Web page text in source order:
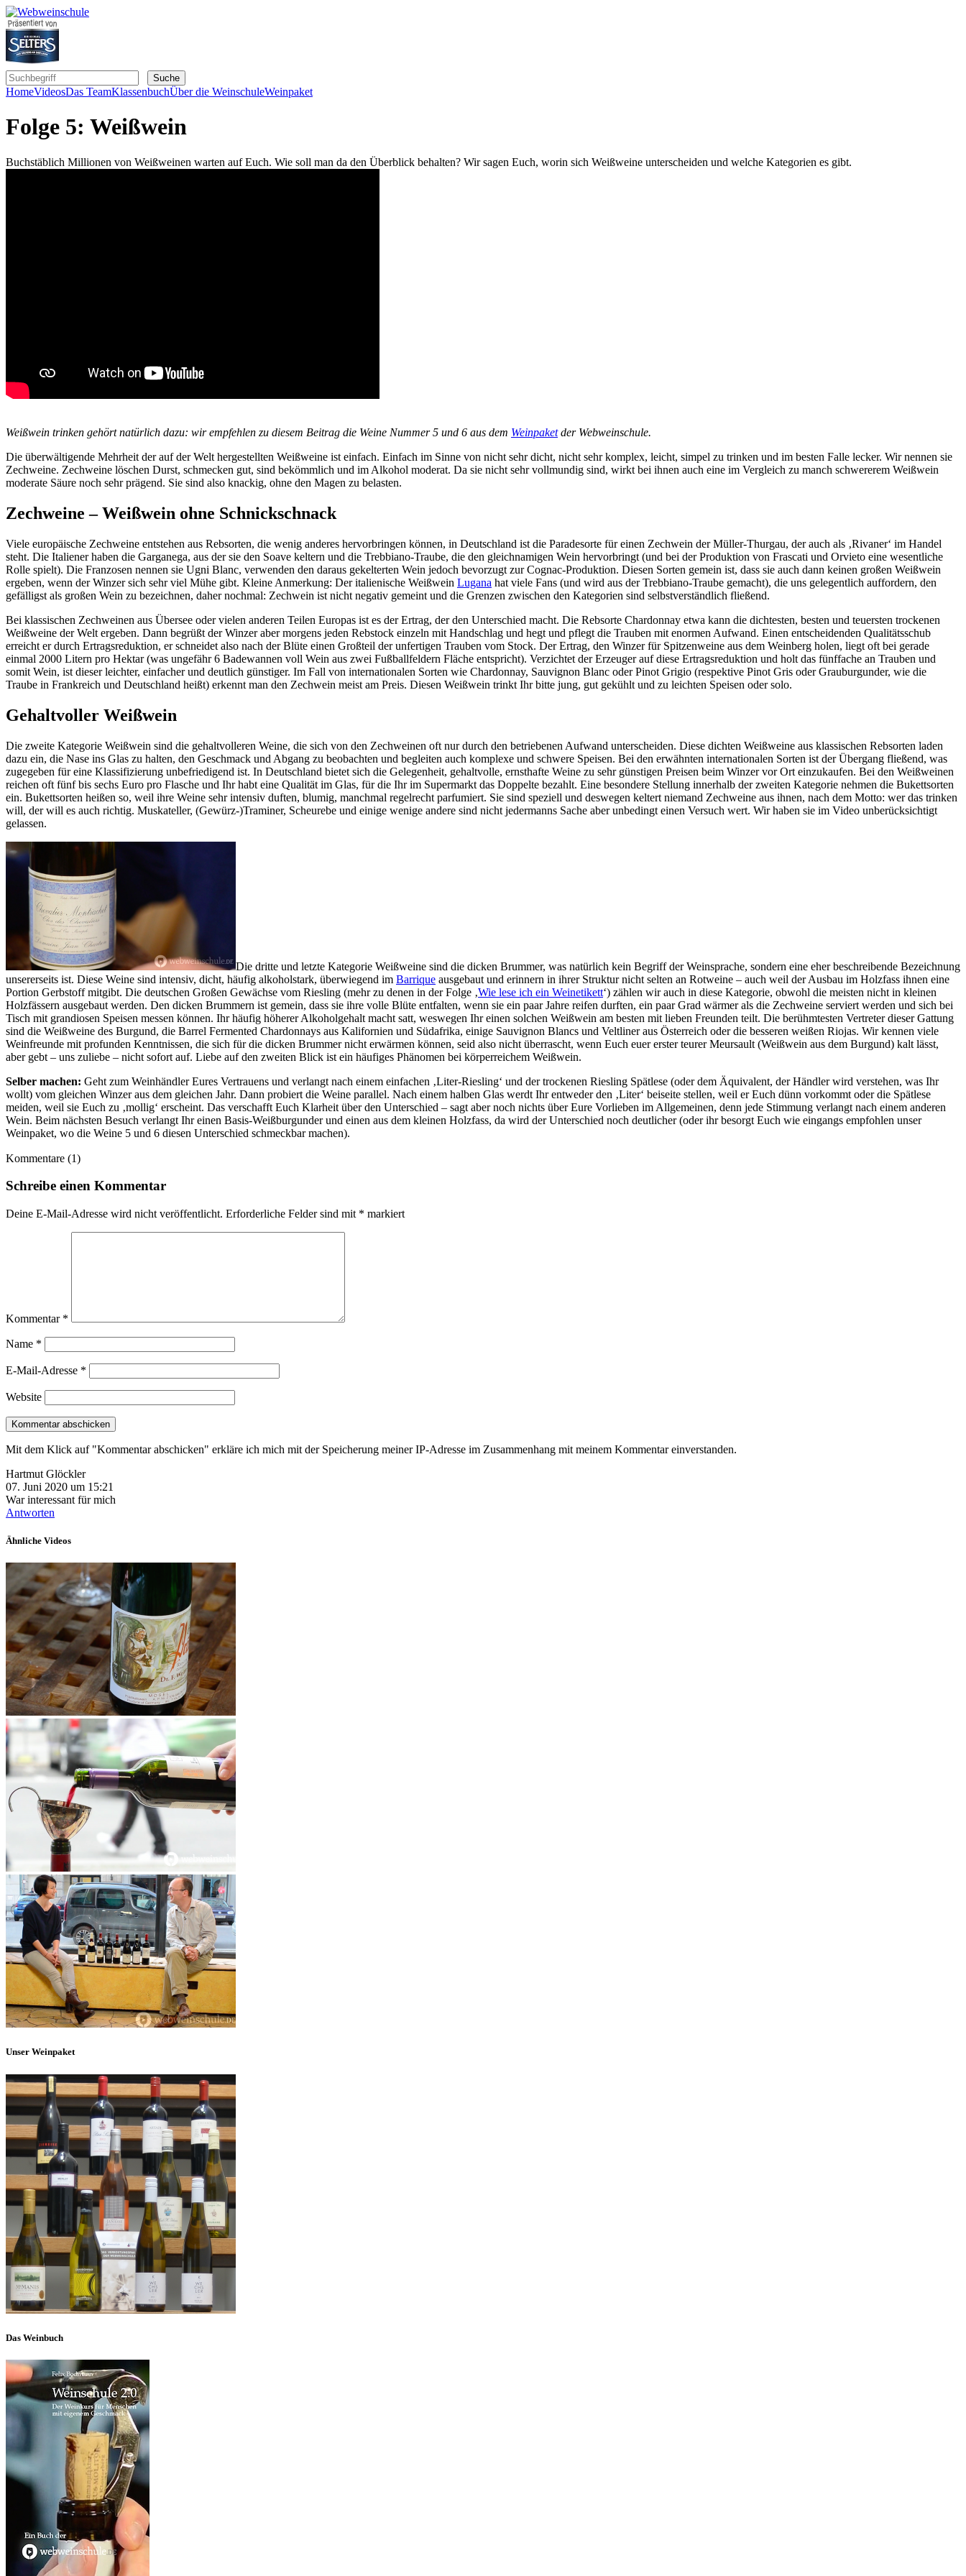
HomeVideosDas TeamKlassenbuchÜber die WeinschuleWeinpaket
Folge 5: Weißwein
Buchstäblich Millionen von Weißweinen warten auf Euch. Wie soll man da den Überblick behalten? Wir sagen Euch, worin sich Weißweine unterscheiden und welche Kategorien es gibt.
Weißwein trinken gehört natürlich dazu: wir empfehlen zu diesem Beitrag die Weine Nummer 5 und 6 aus dem Weinpaketder Webweinschule.
Die überwältigende Mehrheit der auf der Welt hergestellten Weißweine ist einfach. Einfach im Sinne von nicht sehr dicht, nicht sehr komplex, leicht, simpel zu trinken und im besten Falle lecker. Wir nennen sie
Zechweine. Zechweine löschen Durst, schmecken gut, sind bekömmlich und im Alkohol moderat. Da sie nicht sehr vollmundig sind, wirkt bei ihnen auch eine im Vergleich zu manch schwererem Weißwein
moderate Säure noch sehr prägend. Sie sind also knackig, ohne den Magen zu belasten.
Zechweine – Weißwein ohne Schnickschnack
Viele europäische Zechweine entstehen aus Rebsorten, die wenig anderes hervorbringen können, in Deutschland ist die Paradesorte für einen Zechwein der Müller-Thurgau, der auch als ‚Rivaner‘ im Handel
steht. Die Italiener haben die Garganega, aus der sie den Soave keltern und die Trebbiano-Traube, die den gleichnamigen Wein hervorbringt (und bei der Produktion von Frascati und Orvieto eine wesentliche
Rolle spielt). Die Franzosen nennen sie Ugni Blanc, verwenden den daraus gekelterten Wein jedoch bevorzugt zur Cognac-Produktion. Diesen Sorten gemein ist, dass sie auch dann keinen großen Weißwein
ergeben, wenn der Winzer sich sehr viel Mühe gibt. Kleine Anmerkung: Der italienische Weißwein Lugana hat viele Fans (und wird aus der Trebbiano-Traube gemacht), die uns gelegentlich auffordern, den
gefälligst als großen Wein zu bezeichnen, daher nochmal: Zechwein ist nicht negativ gemeint und die Grenzen zwischen den Kategorien sind selbstverständlich fließend.
Bei klassischen Zechweinen aus Übersee oder vielen anderen Teilen Europas ist es der Ertrag, der den Unterschied macht. Die Rebsorte Chardonnay etwa kann die dichtesten, besten und teuersten trockenen
Weißweine der Welt ergeben. Dann begrüßt der Winzer aber morgens jeden Rebstock einzeln mit Handschlag und hegt und pflegt die Trauben mit enormen Aufwand. Einen entscheidenden Qualitätsschub
erreicht er durch Ertragsreduktion, er schneidet also nach der Blüte einen Großteil der unfertigen Trauben vom Stock. Der Ertrag, den Winzer für Spitzenweine aus dem Weinberg holen, liegt oft bei gerade
einmal 2000 Litern pro Hektar (was ungefähr 6 Badewannen voll Wein aus zwei Fußballfeldern Fläche entspricht). Verzichtet der Erzeuger auf diese Ertragsreduktion und holt das fünffache an Trauben und
somit Wein, ist dieser leichter, einfacher und deutlich günstiger. Im Fall von internationalen Sorten wie Chardonnay, Sauvignon Blanc oder Pinot Grigio (respektive Pinot Gris oder Grauburgunder, wie die
Traube in Frankreich und Deutschland heißt) erkennt man den Zechwein meist am Preis. Diesen Weißwein trinkt Ihr bitte jung, gut gekühlt und zu leichten Speisen oder solo.
Gehaltvoller Weißwein
Die zweite Kategorie Weißwein sind die gehaltvolleren Weine, die sich von den Zechweinen oft nur durch den betriebenen Aufwand unterscheiden. Diese dichten Weißweine aus klassischen Rebsorten laden
dazu ein, die Nase ins Glas zu halten, den Geschmack und Abgang zu beobachten und begleiten auch komplexe und schwere Speisen. Bei den erwähnten internationalen Sorten ist der Übergang fließend, was
zugegeben für eine Klassifizierung unbefriedigend ist. In Deutschland bietet sich die Gelegenheit, gehaltvolle, ernsthafte Weine zu sehr günstigen Preisen beim Winzer vor Ort einzukaufen. Bei den Weißweinen
reichen oft fünf bis sechs Euro pro Flasche und Ihr habt eine Qualität im Glas, für die Ihr im Supermarkt das Doppelte bezahlt. Eine besondere Stellung innerhalb der zweiten Kategorie nehmen die Bukettsorten
ein. Bukettsorten heißen so, weil ihre Weine sehr intensiv duften, blumig, manchmal regelrecht parfumiert. Sie sind speziell und deswegen keltert niemand Zechweine aus ihnen, nach dem Motto: wer das trinken
will, der will es auch richtig. Muskateller, (Gewürz-)Traminer, Scheurebe und einige wenige andere sind nicht jedermanns Sache aber unbedingt einen Versuch wert. Wir haben sie im Video unberücksichtigt
gelassen.
Die dritte und letzte Kategorie Weißweine sind die dicken Brummer, was natürlich kein Begriff der Weinsprache, sondern eine eher beschreibende Bezeichnung
unsererseits ist. Diese Weine sind intensiv, dicht, häufig alkoholstark, überwiegend im Barrique ausgebaut und erinnern in ihrer Struktur nicht selten an Rotweine – auch weil der Ausbau im Holzfass ihnen eine
Portion Gerbstoff mitgibt. Die deutschen Großen Gewächse vom Riesling (mehr zu denen in der Folge ‚Wie lese ich ein Weinetikett‘) zählen wir auch in diese Kategorie, obwohl die meisten nicht in kleinen
Holzfässern ausgebaut werden. Den dicken Brummern ist gemein, dass sie ihre volle Blüte entfalten, wenn sie ein paar Jahre reifen durften, ein paar Grad wärmer als die Zechweine serviert werden und sich bei
Tisch mit grandiosen Speisen messen können. Ihr häufig höherer Alkoholgehalt macht satt, weswegen Ihr einen solchen Weißwein am besten mit lieben Freunden teilt. Die berühmtesten Vertreter dieser Gattung
sind die Weißweine des Burgund, die Barrel Fermented Chardonnays aus Kalifornien und Südafrika, einige Sauvignon Blancs und Veltliner aus Österreich oder die besseren weißen Riojas. Wir kennen viele
Weinfreunde mit profunden Kenntnissen, die sich für die dicken Brummer nicht erwärmen können, seid also nicht überrascht, wenn Euch euer erster teurer Meursault (Weißwein aus dem Burgund) kalt lässt,
aber gebt – uns zuliebe – nicht sofort auf. Liebe auf den zweiten Blick ist ein häufiges Phänomen bei körperreichem Weißwein.
Selber machen: Geht zum Weinhändler Eures Vertrauens und verlangt nach einem einfachen ‚Liter-Riesling‘ und der trockenen Riesling Spätlese (oder dem Äquivalent, der Händler wird verstehen, was Ihr
wollt) vom gleichen Winzer aus dem gleichen Jahr. Dann probiert die Weine parallel. Nach einem halben Glas werdt Ihr entweder den ‚Liter‘ beiseite stellen, weil er Euch dünn vorkommt oder die Spätlese
meiden, weil sie Euch zu ‚mollig‘ erscheint. Das verschafft Euch Klarheit über den Unterschied – sagt aber noch nichts über Eure Vorlieben im Allgemeinen, denn jede Stimmung verlangt nach einem anderen
Wein. Beim nächsten Besuch verlangt Ihr einen Basis-Weißburgunder und einen aus dem kleinen Holzfass, da wird der Unterschied noch deutlicher (oder ihr besorgt Euch wie eingangs empfohlen unser
Weinpaket, wo die Weine 5 und 6 diesen Unterschied schmeckbar machen).
Kommentare (1)
Schreibe einen Kommentar
Deine E-Mail-Adresse wird nicht veröffentlicht. Erforderliche Felder sind mit * markiert
Kommentar *
Name *
E-Mail-Adresse *
Website
Mit dem Klick auf "Kommentar abschicken" erkläre ich mich mit der Speicherung meiner IP-Adresse im Zusammenhang mit meinem Kommentar einverstanden.
Hartmut Glöckler
07. Juni 2020 um 15:21
War interessant für mich
Antworten
Ähnliche Videos
Unser Weinpaket
Das Weinbuch